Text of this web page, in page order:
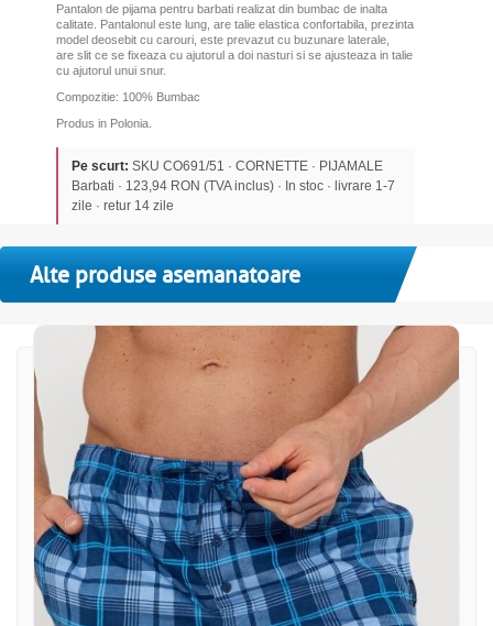
Pantalon de pijama pentru barbati realizat din bumbac de inalta
calitate. Pantalonul este lung, are talie elastica confortabila, prezinta
model deosebit cu carouri, este prevazut cu buzunare laterale,
are slit ce se fixeaza cu ajutorul a doi nasturi si se ajusteaza in talie
cu ajutorul unui snur.
Compozitie: 100% Bumbac
Produs in Polonia.
Pe scurt: SKU CO691/51 · CORNETTE · PIJAMALE
Barbati · 123,94 RON (TVA inclus) · In stoc · livrare 1-7
zile · retur 14 zile
Alte produse asemanatoare